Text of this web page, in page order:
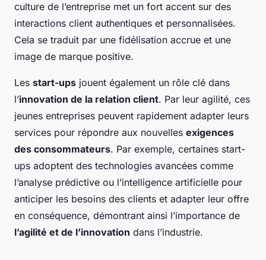
culture de l’entreprise met un fort accent sur des
interactions client authentiques et personnalisées.
Cela se traduit par une fidélisation accrue et une
image de marque positive.
Les start-ups jouent également un rôle clé dans
l’innovation de la relation client. Par leur agilité, ces
jeunes entreprises peuvent rapidement adapter leurs
services pour répondre aux nouvelles exigences
des consommateurs. Par exemple, certaines start-
ups adoptent des technologies avancées comme
l’analyse prédictive ou l’intelligence artificielle pour
anticiper les besoins des clients et adapter leur offre
en conséquence, démontrant ainsi l’importance de
l’agilité et de l’innovation dans l’industrie.